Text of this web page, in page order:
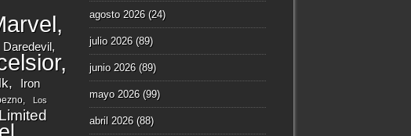
Daredevil
Iron
Los
agosto 2026(24)
julio 2026(89)
junio 2026(89)
mayo 2026(99)
abril 2026(88)